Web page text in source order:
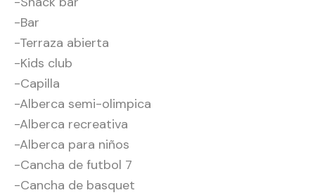
-Bar
-Terraza abierta
-Kids club
-Capilla
-Alberca semi-olimpica
-Alberca recreativa
-Alberca para niños
-Cancha de futbol 7
-Cancha de basquet